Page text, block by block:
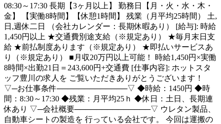
08:30～17:30 長期【3ヶ月以上】 勤務日【月・火・水・木・
金】 【実働8時間】【休憩1時間】 残業（月平均25時間） 土,
日,週休二日 （会社カレンダー：長期休暇あり） [給与]: 時給
1,450円以上 ★交通費別途支給（※規定あり） ★毎月末日支
給 ★前払制度あります（※規定あり） ★即払いサービスあ
り（※規定あり） ■月収20万円以上可能！ 時給1,450円×実働
8時間×出勤21日＝243,600円+交通費 [仕事内容]: ホットスタ
ッフ豊川の求人を ご覧いただきありがとうございます！
▽─お仕事条件─────────────▽ ◆時給：1450円 ◆時
間：8:30～17:30 ◆残業：月平均25ｈ ◆休日：土日、長期連
休あり ▽─会社概要──────────────▽ ウレタン製品、
自動車シートの製造を 行っている会社です。 今回は運搬の